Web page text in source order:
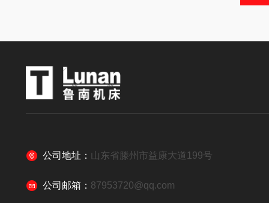
公司地址： 山东省滕州市益康大道199号
公司邮箱： 87953720@qq.com